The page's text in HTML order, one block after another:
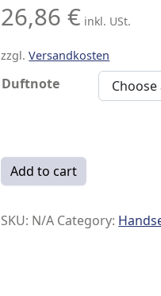
26,86€ inkl. USt.
zzgl.Versandkosten
Duftnote
SEIFENCREME quantity
Add to cart
SKU: N/A Category: